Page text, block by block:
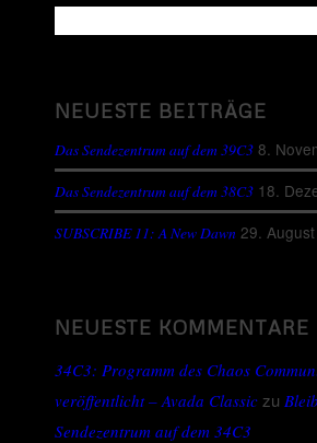
NEUESTE BEITRÄGE
Das Sendezentrum auf dem 39C3 8.
Das Sendezentrum auf dem 38C3 18.
SUBSCRIBE 11: A New Dawn 29.
NEUESTE KOMMENTARE
34C3: Programm des Chaos
veröffentlicht – Avada Classic zu
Sendezentrum auf dem 34C3